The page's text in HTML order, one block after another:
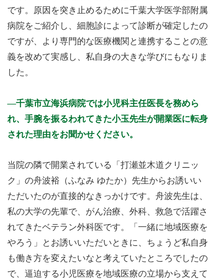
です。原因を突き止めるために千葉大学医学部附属
病院をご紹介し、細胞診によって診断が確定したの
ですが、より専門的な医療機関と連携することの意
義を改めて実感し、私自身の大きな学びにもなりま
した。
千葉市立海浜病院では小児科主任医長を務めら
れ、手腕を振るわれてきた小玉先生が開業医に転身
された理由をお聞かせください。
当院の隣で開業されている「打瀬並木道クリニッ
ク」の舟波裕（ふなみ ゆたか）先生からお誘いい
ただいたのが直接的なきっかけです。舟波先生は、
私の大学の先輩で、がん治療、外科、救急で活躍さ
れてきたベテラン外科医です。「一緒に地域医療を
やろう」とお誘いいただいときに、ちょうど私自身
も働き方を変えたいなと考えていたところでしたの
で、逼迫する小児医療を地域医療の立場から支えて